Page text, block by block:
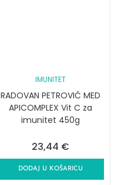
IMUNITET
RADOVAN PETROVIĆ MED
APICOMPLEX Vit C za
imunitet 450g
23,44 €
DODAJ U KOŠARICU